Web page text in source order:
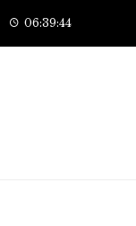
06:39:46